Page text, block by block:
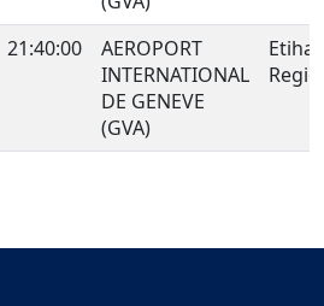
21:40:00
AEROPORT
INTERNATIONAL
DE GENEVE
(GVA)